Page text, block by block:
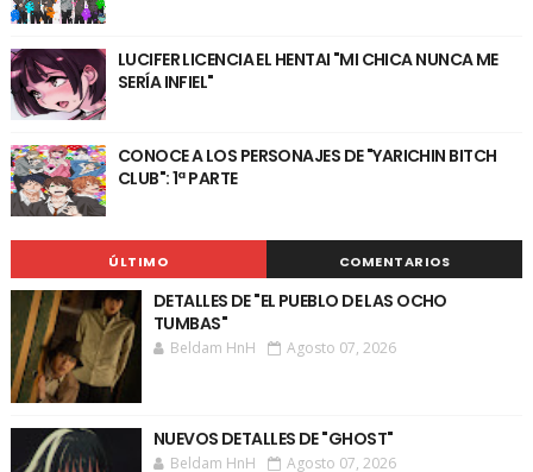
LUCIFER LICENCIA EL HENTAI "MI CHICA NUNCA ME
SERÍA INFIEL"
CONOCE A LOS PERSONAJES DE "YARICHIN BITCH
CLUB": 1ª PARTE
ÚLTIMO COMENTARIOS
DETALLES DE "EL PUEBLO DE LAS OCHO
TUMBAS"
Beldam HnH Agosto 07, 2026
NUEVOS DETALLES DE "GHOST"
Beldam HnH Agosto 07, 2026